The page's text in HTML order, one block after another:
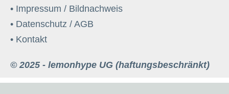
• Impressum / Bildnachweis
• Datenschutz / AGB
• Kontakt
© 2025 - lemonhype UG (haftungsbeschränkt)